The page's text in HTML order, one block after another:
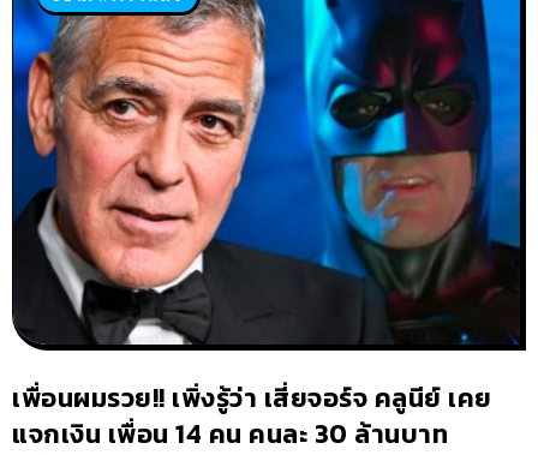
เพื่อนผมรวย!! เพิ่งรู้ว่า เสี่ยจอร์จ คลูนีย์ เคย
แจกเงิน เพื่อน 14 คน คนละ 30 ล้านบาท